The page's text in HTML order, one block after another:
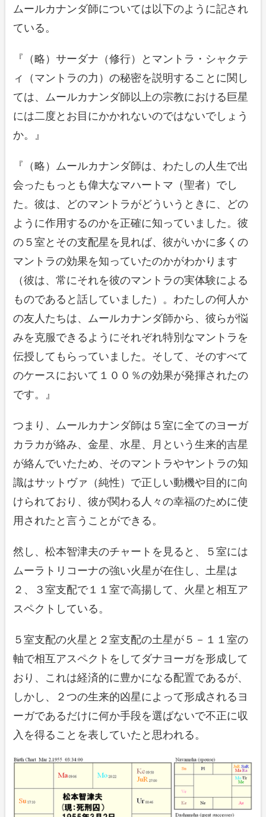
ムールカナンダ師については以下のように記され
ている。
『（略）サーダナ（修行）とマントラ・シャクテ
ィ（マントラの力）の秘密を説明することに関し
ては、ムールカナンダ師以上の宗教における巨星
には二度とお目にかかれないのではないでしょう
か。』
『（略）ムールカナンダ師は、わたしの人生で出
会ったもっとも偉大なマハートマ（聖者）でし
た。彼は、どのマントラがどういうときに、どの
ように作用するのかを正確に知っていました。彼
の５室とその支配星を見れば、彼がいかに多くの
マントラの効果を知っていたのかがわかります
（彼は、常にそれを彼のマントラの実体験による
ものであると話していました）。わたしの何人か
の友人たちは、ムールカナンダ師から、彼らが悩
みを克服できるようにそれぞれ特別なマントラを
伝授してもらっていました。そして、そのすべて
のケースにおいて１００％の効果が発揮されたの
です。』
つまり、ムールカナンダ師は５室に全てのヨーガ
カラカが絡み、金星、水星、月という生来的吉星
が絡んでいたため、そのマントラやヤントラの知
識はサットヴァ（純性）で正しい動機や目的に向
けられており、彼が関わる人々の幸福のために使
用されたと言うことができる。
然し、松本智津夫のチャートを見ると、５室には
ムーラトリコーナの強い火星が在住し、土星は
２、３室支配で１１室で高揚して、火星と相互ア
スペクトしている。
５室支配の火星と２室支配の土星が５－１１室の
軸で相互アスペクトをしてダナヨーガを形成して
おり、これは経済的に豊かになる配置であるが、
しかし、２つの生来的凶星によって形成されるヨ
ーガであるだけに何か手段を選ばないで不正に収
入を得ることを表していたと思われる。